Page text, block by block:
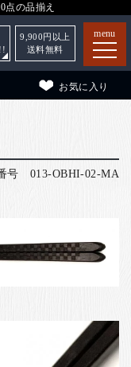
点の品揃え
menu
お気に入り
9,900 円以上
送料無料
号 013-OBHI-02-MA